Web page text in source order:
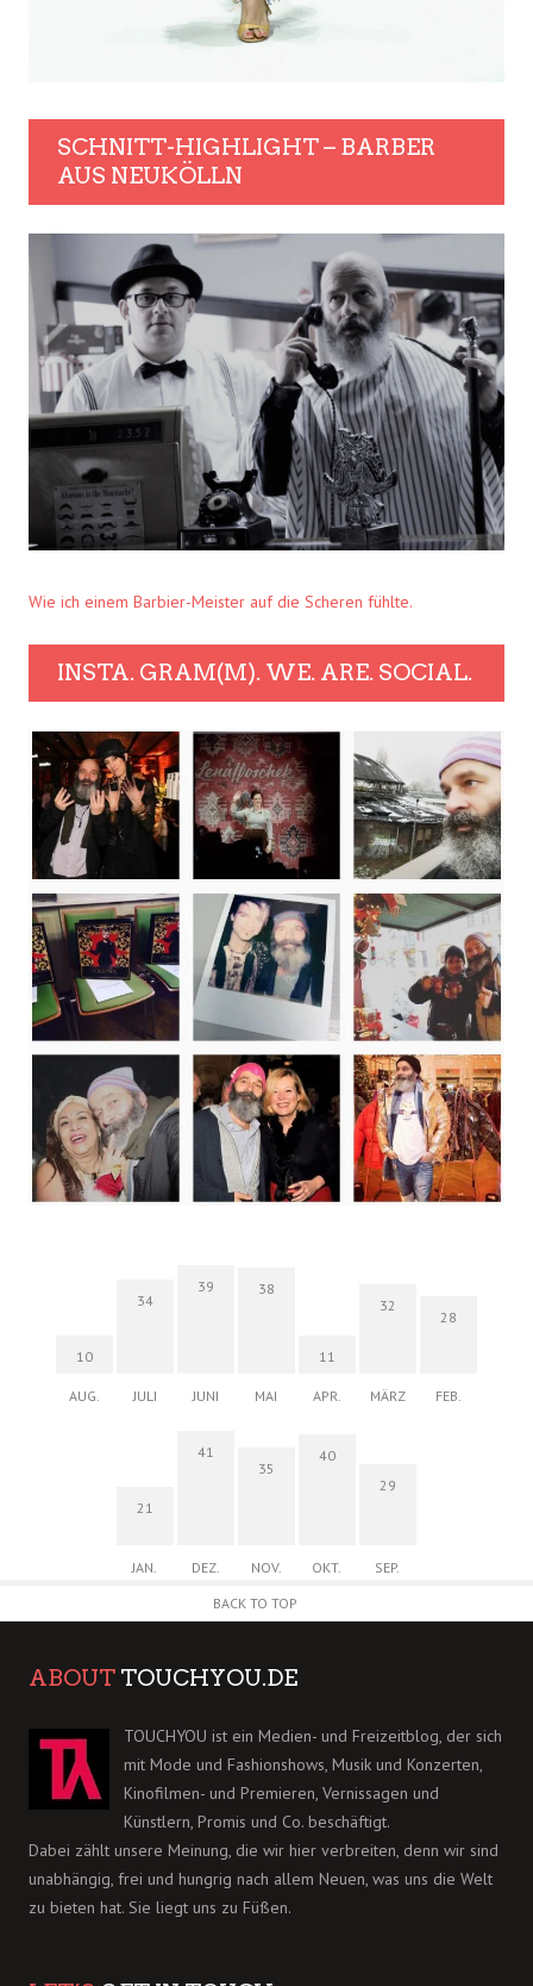
SCHNITT-HIGHLIGHT – BARBER
AUS NEUKÖLLN
Wie ich einem Barbier-Meister auf die Scheren fühlte.
INSTA. GRAM(M). WE. ARE. SOCIAL.
10
AUG.
34
JULI
39
JUNI
38
MAI
11
APR.
32
MÄRZ
28
FEB.
21
JAN.
41
DEZ.
35
NOV.
40
OKT.
29
SEP.
BACK TO TOP
ABOUT TOUCHYOU.DE
TOUCHYOU ist ein Medien- und Freizeitblog, der sich
mit Mode und Fashionshows, Musik und Konzerten,
Kinofilmen- und Premieren, Vernissagen und
Künstlern, Promis und Co. beschäftigt.
Dabei zählt unsere Meinung, die wir hier verbreiten, denn wir sind
unabhängig, frei und hungrig nach allem Neuen, was uns die Welt
zu bieten hat. Sie liegt uns zu Füßen.